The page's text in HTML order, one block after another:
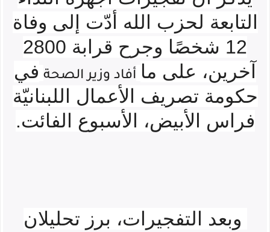
التابعة لحزب الله أدّت إلى وفاة
12 شخصًا وجرح قرابة 2800
آخرين، على ما أفاد وزير الصحة في
حكومة تصريف الأعمال اللبنانيّة
فراس الأبيض، الأسبوع الفائت.
وبعد التفجيرات، برز تحليلان